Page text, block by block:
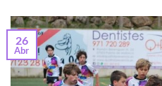
26
Abr